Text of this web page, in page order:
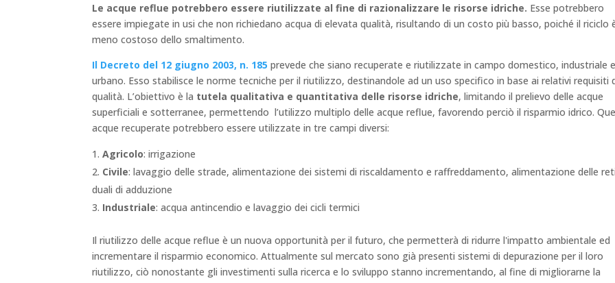
Le acque reflue potrebbero essere riutilizzate al fine di razionalizzare le risorse idriche. Esse potrebbero
essere impiegate in usi che non richiedano acqua di elevata qualità, risultando di un costo più basso, poiché il riciclo
meno costoso dello smaltimento.
Il Decreto del 12 giugno 2003, n. 185prevede che siano recuperate e riutilizzate in campo domestico, industriale
urbano. Esso stabilisce le norme tecniche per il riutilizzo, destinandole ad un uso specifico in base ai relativi requisiti
qualità. L’obiettivo è la tutela qualitativa e quantitativa delle risorse idriche, limitando il prelievo delle acque
superficiali e sotterranee, permettendo l’utilizzo multiplo delle acque reflue, favorendo perciò il risparmio idrico.
acque recuperate potrebbero essere utilizzate in tre campi diversi:
Agricolo: irrigazione
Civile: lavaggio delle strade, alimentazione dei sistemi di riscaldamento e raffreddamento, alimentazione delle
duali di adduzione
Industriale: acqua antincendio e lavaggio dei cicli termici
Il riutilizzo delle acque reflue è un nuova opportunità per il futuro, che permetterà di ridurre l'impatto ambientale ed
incrementare il risparmio economico. Attualmente sul mercato sono già presenti sistemi di depurazione per il loro
riutilizzo, ciò nonostante gli investimenti sulla ricerca e lo sviluppo stanno incrementando, al fine di migliorarne la